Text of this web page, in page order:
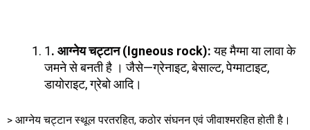
1. आग्नेय चट्टान(Igneous rock):यह मैग्मा या लावा के
जमने से बनती है । जैसे—ग्रेनाइट, बेसाल्ट, पेग्माटाइट,
डायोराइट, ग्रेबो आदि।
> आग्नेय चट्टान स्थूल परतरहित, कठोर संघनन एवं जीवाश्मरहित होती है।